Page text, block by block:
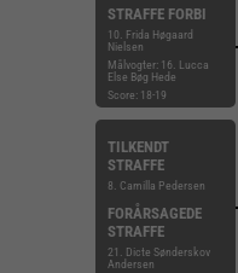
STRAFFE FORBI
10. Frida Høgaard
Nielsen
Målvogter: 16. Lucca
Else Bøg Hede
Score: 18-19
TILKENDT
STRAFFE
8. Camilla Pedersen
FORÅRSAGEDE
STRAFFE
21. Dicte Sønderskov
Andersen